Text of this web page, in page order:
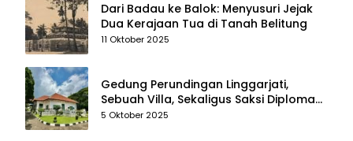
Dari Badau ke Balok: Menyusuri Jejak
Dua Kerajaan Tua di Tanah Belitung
11 Oktober 2025
Gedung Perundingan Linggarjati,
Sebuah Villa, Sekaligus Saksi Diplomasi
yang Mengubah Arah Bangsa
5 Oktober 2025